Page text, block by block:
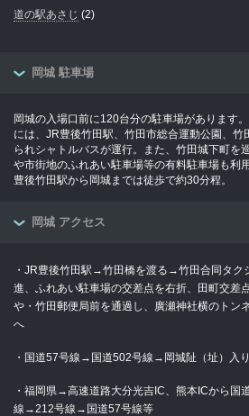
道の駅あさじ (2)
岡城 駐車場
岡城の入場口前に120台分の駐車場があります
には、JR豊後竹田駅、竹田市総合運動公園、竹
られシャトルバスが運行。また、竹田城下町を
や市街地のふれあい駐車場等の有料駐車場も利
豊後竹田駅から岡城までは徒歩で約30分程。
岡城 アクセス
・JR豊後竹田駅→竹田橋を渡る→竹田合同タク
進、ふれあい駐車場の交差点を右折、田町交差
や・竹田郵便局前を通過し、廣瀬神社横のトン
へ
・国道57号線→国道502号線→岡城阯（址）入
・福岡県→高速道路大分光吉IC、熊本ICから国
線→212号線→国道57号線等